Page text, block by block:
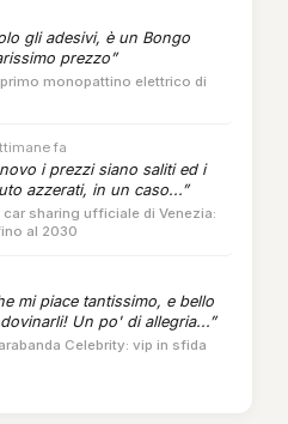
gli adesivi, è un Bongo
prezzo”
monopattino elettrico di
fa
i prezzi siano saliti ed i
azzerati, in un caso...”
sharing ufficiale di Venezia:
al 2030
mi piace tantissimo, e bello
Un po' di allegria...”
Celebrity: vip in sfida